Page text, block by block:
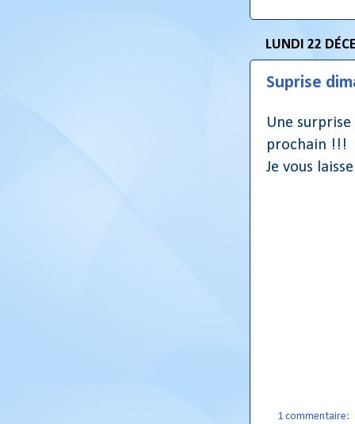
LUNDI 22
Suprise
Une
prochain !!!
Je vous
1 commentaire: